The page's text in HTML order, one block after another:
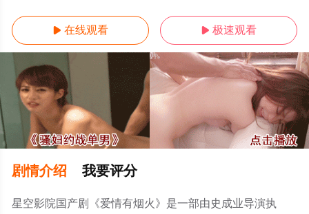
 在线观看  极速观看
剧情介绍 我要评分
星空影院国产剧《爱情有烟火》是一部由史成业导演执